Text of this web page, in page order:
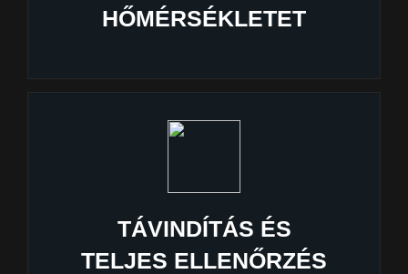
HŐMÉRSÉKLETET
TÁVINDÍTÁS ÉS
TELJES ELLENŐRZÉS